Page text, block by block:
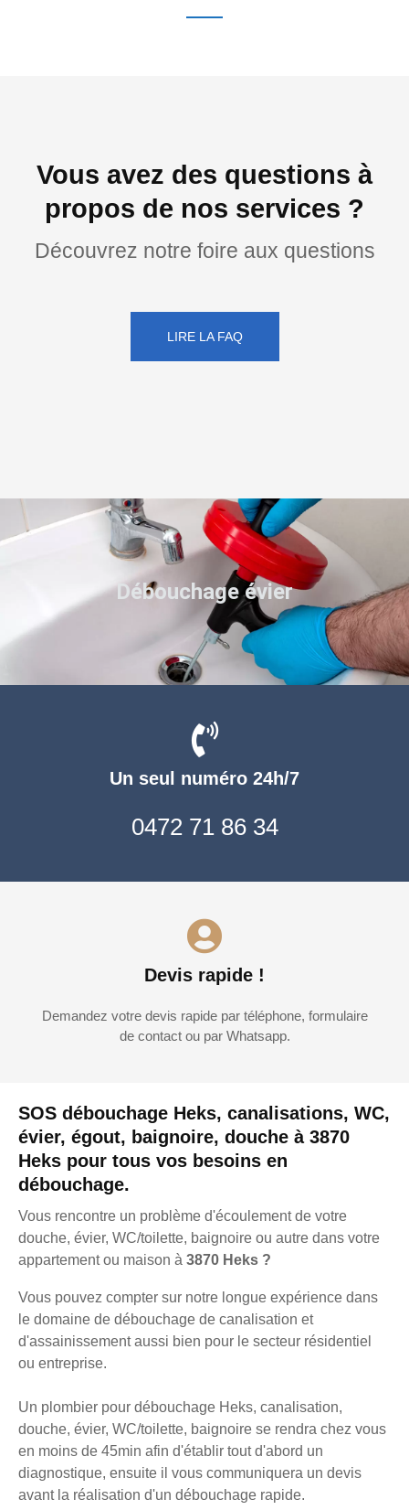
Vous avez des questions à
propos de nos services ?
Découvrez notre foire aux questions
LIRE LA FAQ
SOS débouchage Heks, canalisations, WC,
évier, égout, baignoire, douche à 3870
Heks pour tous vos besoins en
débouchage.
Vous rencontre un problème d'écoulement de votre
douche, évier, WC/toilette, baignoire ou autre dans votre
appartement ou maison à 3870 Heks ?
Vous pouvez compter sur notre longue expérience dans
le domaine de débouchage de canalisation et
d'assainissement aussi bien pour le secteur résidentiel
ou entreprise.
Un plombier pour débouchage Heks, canalisation,
douche, évier, WC/toilette, baignoire se rendra chez vous
en moins de 45min afin d'établir tout d'abord un
diagnostique, ensuite il vous communiquera un devis
avant la réalisation d'un débouchage rapide.
Un seul numéro 24h/7
0472 71 86 34
Devis rapide !
Demandez votre devis rapide par téléphone, formulaire
de contact ou par Whatsapp.
Débouchage évier